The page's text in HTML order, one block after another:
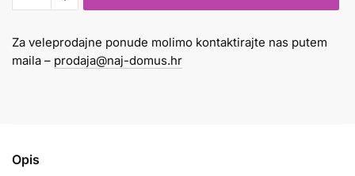
x
srebrni
količina
Za veleprodajne ponude molimo kontaktirajte nas putem
maila – prodaja@naj-domus.hr
Opis